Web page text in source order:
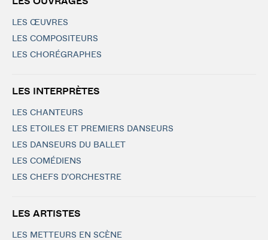
LES ŒUVRES
LES COMPOSITEURS
LES CHORÉGRAPHES
LES INTERPRÈTES
LES CHANTEURS
LES ETOILES ET PREMIERS DANSEURS
LES DANSEURS DU BALLET
LES COMÉDIENS
LES CHEFS D'ORCHESTRE
LES ARTISTES
LES METTEURS EN SCÈNE